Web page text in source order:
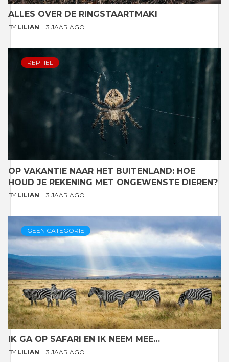
ALLES OVER DE RINGSTAARTMAKI
BY LILIAN 3 JAAR AGO
REPTIEL
OP VAKANTIE NAAR HET BUITENLAND: HOE
HOUD JE REKENING MET ONGEWENSTE DIEREN?
BY LILIAN 3 JAAR AGO
GEEN CATEGORIE
IK GA OP SAFARI EN IK NEEM MEE…
BY LILIAN 3 JAAR AGO